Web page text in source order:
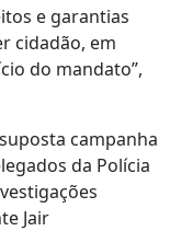
e garantias
cidadão, em
do mandato”,
campanha
da Polícia
Jair